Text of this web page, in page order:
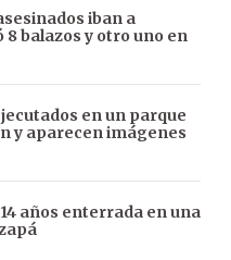
iban a
balazos y otro uno en
en un parque
y aparecen imágenes
años enterrada en una